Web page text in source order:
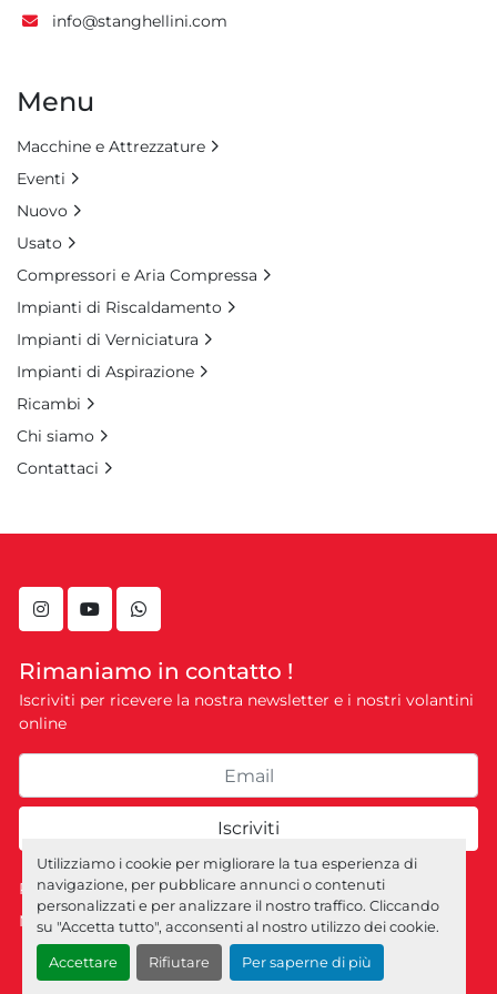
Utilizziamo i cookie per migliorare la tua esperienza di
navigazione, per pubblicare annunci o contenuti
personalizzati e per analizzare il nostro traffico. Cliccando
su "Accetta tutto", acconsenti al nostro utilizzo dei cookie.
Accettare Rifiutare Per saperne di più
instagramyoutubewhatsapp
Rimaniamo in contatto !
Iscriviti per ricevere la nostra newsletter e i nostri volantini
online
Iscriviti
Personalizza le preferenze sui Cookies
Machinio Systemsito web di Machinio
info@stanghellini.com
Menu
Macchine e Attrezzature
Eventi
Nuovo
Usato
Compressori e Aria Compressa
Impianti di Riscaldamento
Impianti di Verniciatura
Impianti di Aspirazione
Ricambi
Chi siamo
Contattaci